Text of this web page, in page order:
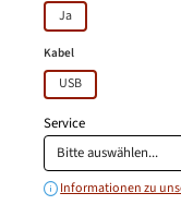
Ja
Kabelauswählen
USB
Service
Informationen zu